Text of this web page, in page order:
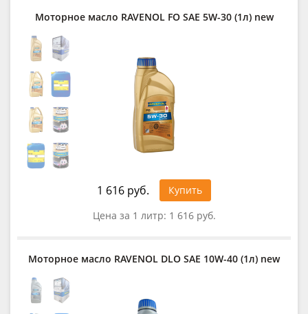
Моторное масло RAVENOL FO SAE 5W-30 (1л) new
1 616 руб.
Купить
Цена за 1 литр: 1 616 руб.
Моторное масло RAVENOL DLO SAE 10W-40 (1л) new